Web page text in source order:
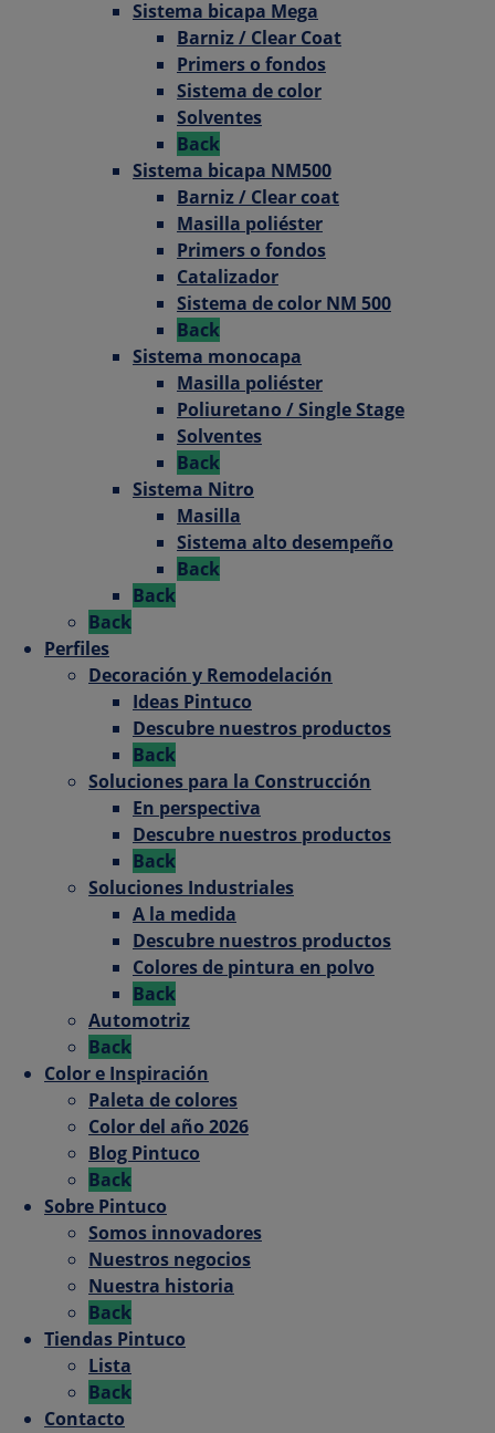
Sistema bicapa Mega
Barniz / Clear Coat
Primers o fondos
Sistema de color
Solventes
Back
Sistema bicapa NM500
Barniz / Clear coat
Masilla poliéster
Primers o fondos
Catalizador
Sistema de color NM 500
Back
Sistema monocapa
Masilla poliéster
Poliuretano / Single Stage
Solventes
Back
Sistema Nitro
Masilla
Sistema alto desempeño
Back
Back
Back
Perfiles
Decoración y Remodelación
Ideas Pintuco
Descubre nuestros productos
Back
Soluciones para la Construcción
En perspectiva
Descubre nuestros productos
Back
Soluciones Industriales
A la medida
Descubre nuestros productos
Colores de pintura en polvo
Back
Automotriz
Back
Color e Inspiración
Paleta de colores
Color del año 2026
Blog Pintuco
Back
Sobre Pintuco
Somos innovadores
Nuestros negocios
Nuestra historia
Back
Tiendas Pintuco
Lista
Back
Contacto